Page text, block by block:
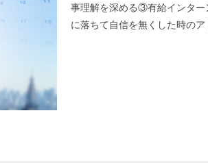
事理解を深める③有給インター
に落ちて自信を無くした時のア